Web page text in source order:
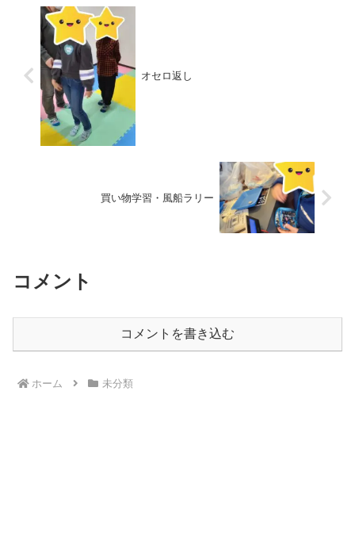
オセロ返し
買い物学習・風船ラリー
コメント
コメントを書き込む
ホーム 未分類